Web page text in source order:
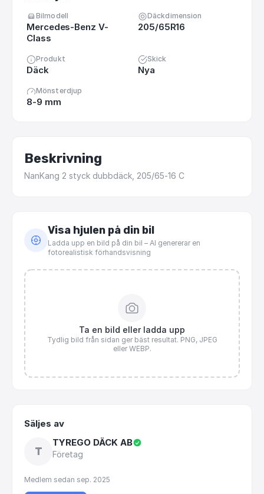
Bilmodell
Mercedes-Benz V-
Class
Däckdimension
205/65R16
Produkt
Däck
Skick
Nya
Mönsterdjup
8-9 mm
Beskrivning
NanKang 2 styck dubbdäck, 205​/​65-16 C
Visa hjulen på din bil
Ladda upp en bild på din bil – AI genererar en
fotorealistisk förhandsvisning
Ta en bild eller ladda upp
Tydlig bild från sidan ger bäst resultat. PNG, JPEG
eller WEBP.
Säljes av
T
TYREGO DÄCK AB
Företag
Medlem sedan sep. 2025